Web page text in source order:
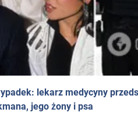
lekarz medycyny
jego żony i psa